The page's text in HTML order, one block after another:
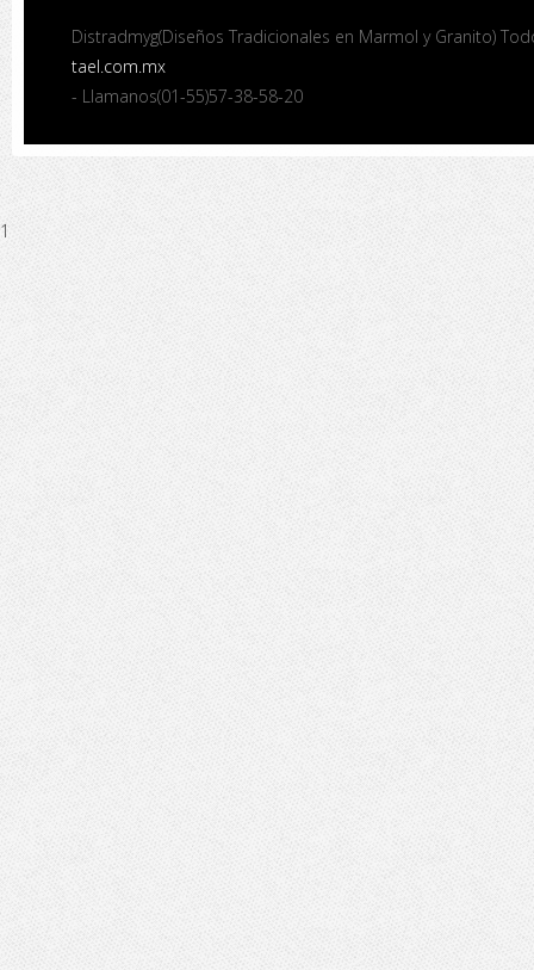
Distradmyg(Diseños Tradicionales en Marmol y Granito)
tael.com.mx
- Llamanos(01-55)57-38-58-20
1